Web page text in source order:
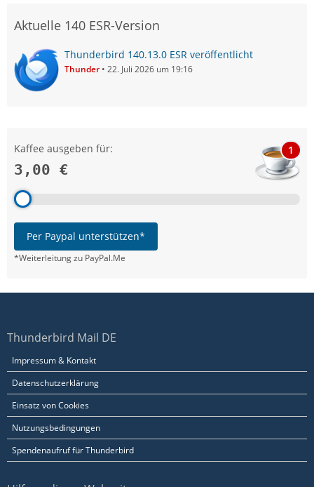
Aktuelle 140 ESR-Version
Thunderbird 140.13.0 ESR veröffentlicht
Thunder 22. Juli 2026 um 19:16
Kaffee ausgeben für:
3,00 €
1
Per Paypal unterstützen*
*Weiterleitung zu PayPal.Me
Thunderbird Mail DE
Impressum & Kontakt
Datenschutzerklärung
Einsatz von Cookies
Nutzungsbedingungen
Spendenaufruf für Thunderbird